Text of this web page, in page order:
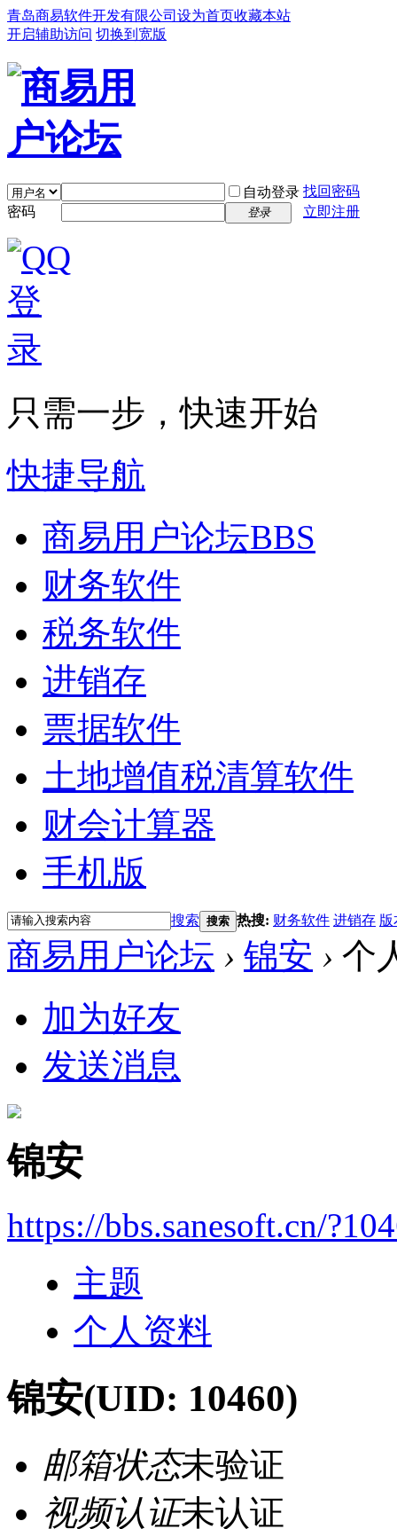
青岛商易软件开发有限公司 设为首页收藏本站
开启辅助访问 切换到宽版
自动登录 找回密码
密码
登录 立即注册
只需一步，快速开始
快捷导航
商易用户论坛BBS
财务软件
税务软件
进销存
票据软件
土地增值税清算软件
财会计算器
手机版
搜索 搜索 热搜: 财务软件 进销存 版
商易用户论坛 › 锦安 › 个
加为好友
发送消息
锦安
https://bbs.sanesoft.cn/
主题
个人资料
锦安(UID: 10460)
邮箱状态未验证
视频认证未认证